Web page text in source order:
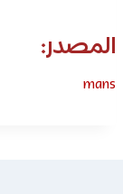
المصدر:
mans